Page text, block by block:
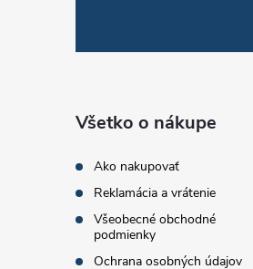
Všetko o nákupe
Ako nakupovať
Reklamácia a vrátenie
Všeobecné obchodné
podmienky
Ochrana osobných údajov